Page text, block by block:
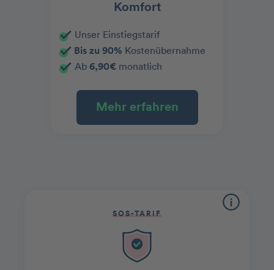
Komfort
Unser Einstiegstarif
Bis zu 90% Kostenübernahme
Ab 6,90€ monatlich
Mehr erfahren
SOS-TARIF